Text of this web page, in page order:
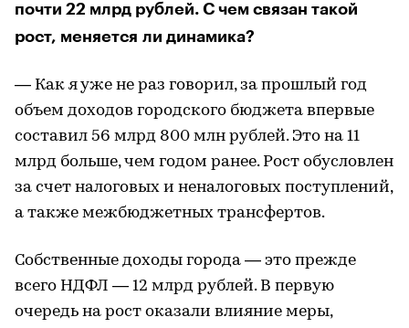
почти 22 млрд рублей. С чем связан такой
рост, меняется ли динамика?
— Как я уже не раз говорил, за прошлый год
объем доходов городского бюджета впервые
составил 56 млрд 800 млн рублей. Это на 11
млрд больше, чем годом ранее. Рост обусловлен
за счет налоговых и неналоговых поступлений,
а также межбюджетных трансфертов.
Собственные доходы города — это прежде
всего НДФЛ — 12 млрд рублей. В первую
очередь на рост оказали влияние меры,